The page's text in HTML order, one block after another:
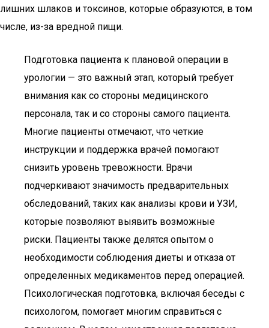
лишних шлаков и токсинов, которые образуются, в том
числе, из-за вредной пищи.
Подготовка пациента к плановой операции в
урологии — это важный этап, который требует
внимания как со стороны медицинского
персонала, так и со стороны самого пациента.
Многие пациенты отмечают, что четкие
инструкции и поддержка врачей помогают
снизить уровень тревожности. Врачи
подчеркивают значимость предварительных
обследований, таких как анализы крови и УЗИ,
которые позволяют выявить возможные
риски. Пациенты также делятся опытом о
необходимости соблюдения диеты и отказа от
определенных медикаментов перед операцией.
Психологическая подготовка, включая беседы с
психологом, помогает многим справиться с